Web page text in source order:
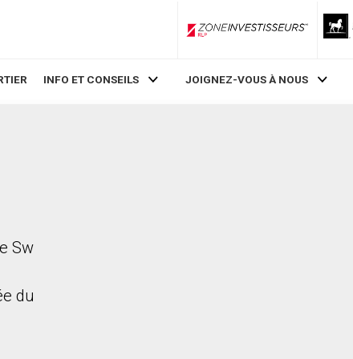
ZoneInvestisseurs RLP
INFO ET CONSEILS JOIGNEZ-VOUS À NOUS
Sw
du